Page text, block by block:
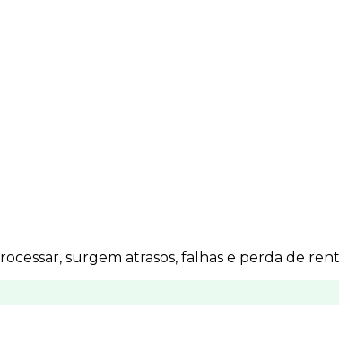
surgem atrasos, falhas e perda de